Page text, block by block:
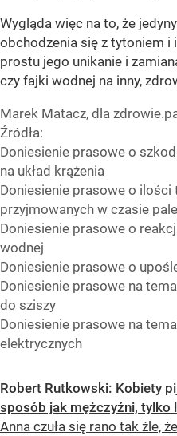
Wygląda więc na to, że
obchodzenia się z tytoniem i
prostu jego unikanie i
czy fajki wodnej na inny,
Marek Matacz, dla
Źródła:
Doniesienie prasowe o
na układ krążenia
Doniesienie prasowe o
przyjmowanych w czasie
Doniesienie prasowe o
wodnej
Doniesienie prasowe o
Doniesienie prasowe na
do sziszy
Doniesienie prasowe na
elektrycznych
Robert Rutkowski: Kobiety
sposób jak mężczyźni, tylko
Anna czuła się rano tak źle,